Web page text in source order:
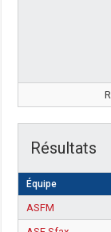
Résultats
Équipe
ASFM